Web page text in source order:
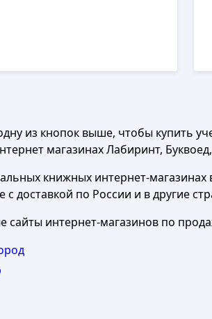
из кнопок выше, чтобы купить
магазинах Лабиринт,
книжных интернет-
с доставкой по России и в другие
интернет-магазинов по